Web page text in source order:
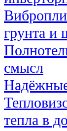
грунта и
смысл
тепла в